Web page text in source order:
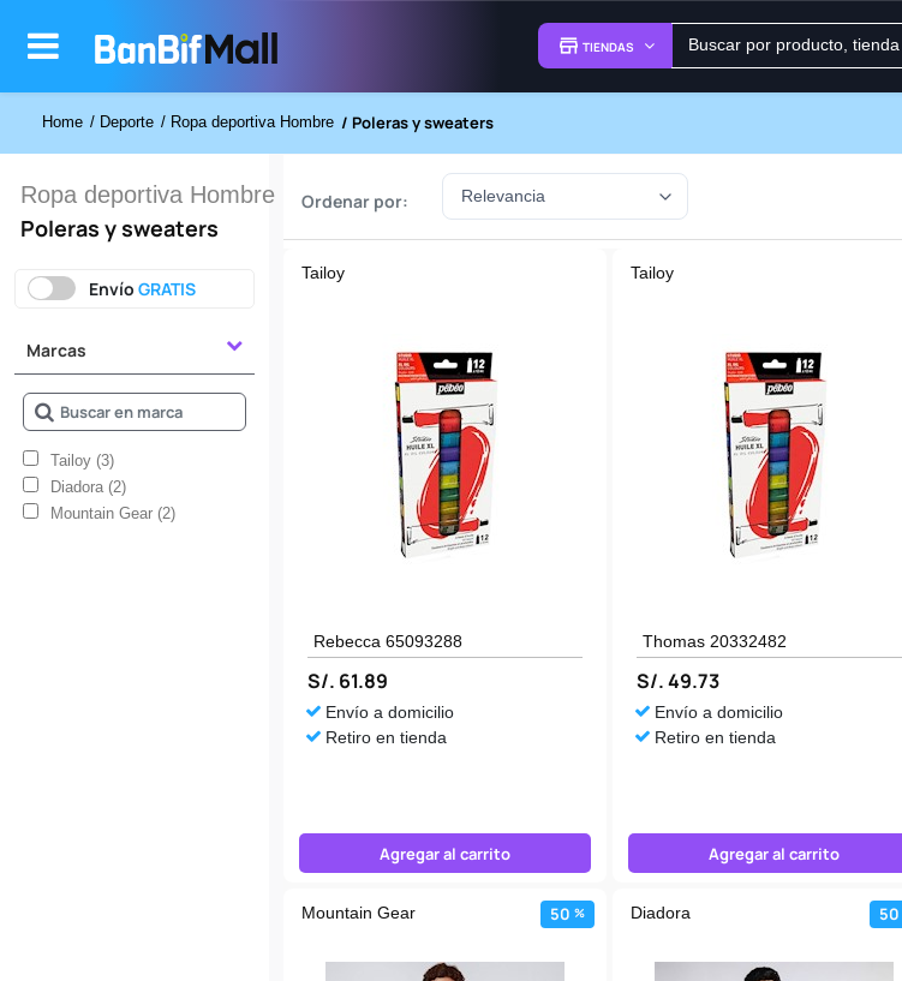
TIENDAS
Home / Deporte / Ropa deportiva Hombre / Poleras y sweaters
Ropa deportiva Hombre
Poleras y sweaters
Envío GRATIS
Marcas
Tailoy (3)
Diadora (2)
Mountain Gear (2)
Ordenar por:
Tailoy
Rebecca 65093288
S/. 61.89
Envío a domicilio
Retiro en tienda
Agregar al carrito
Tailoy
Thomas 20332482
S/. 49.73
Envío a domicilio
Retiro en tienda
Agregar al carrito
Mountain Gear 50 % Diadora 50